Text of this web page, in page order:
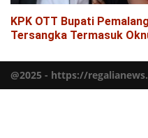
KPK OTT Bupati
Tersangka Termasuk
@2025 - https://